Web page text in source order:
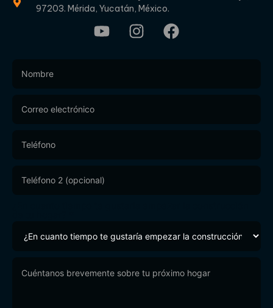
97203. Mérida, Yucatán, México.
Form